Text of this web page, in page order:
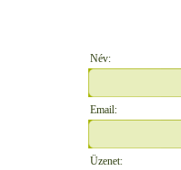
Név:
Email:
Üzenet: